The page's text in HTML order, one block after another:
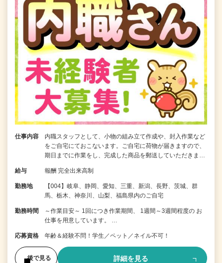
仕事内容
内職スタッフとして、小物の組み立て作成や、封入作業など
をご自宅にておこないます。ご自宅に荷物が届きますので、
期日までに作業をし、完成した商品を郵送していただきま…
給与 報酬 完全出来高制
勤務地
【004】岐阜、静岡、愛知、三重、新潟、長野、茨城、群
馬、栃木、神奈川、山梨、福島県内のご自宅
勤務時間
～作業目安～ 1回につき作業期間、 1週間～3週間程度の お
仕事を用意しています。 …
応募資格 年齢＆経験不問！学生／ペット／ネイル不可！
後で見る 詳細を見る